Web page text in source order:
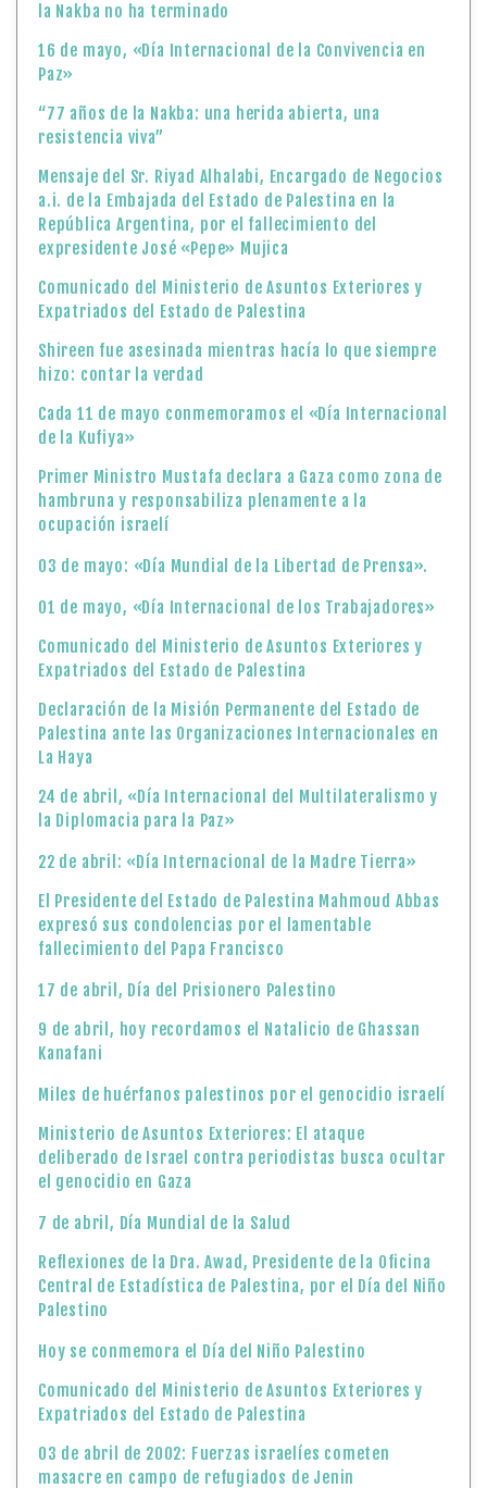
la Nakba no ha terminado
16 de mayo, «Día Internacional de la Convivencia en
Paz»
“77 años de la Nakba: una herida abierta, una
resistencia viva”
Mensaje del Sr. Riyad Alhalabi, Encargado de Negocios
a.i. de la Embajada del Estado de Palestina en la
República Argentina, por el fallecimiento del
expresidente José «Pepe» Mujica
Comunicado del Ministerio de Asuntos Exteriores y
Expatriados del Estado de Palestina
Shireen fue asesinada mientras hacía lo que siempre
hizo: contar la verdad
Cada 11 de mayo conmemoramos el «Día Internacional
de la Kufiya»
Primer Ministro Mustafa declara a Gaza como zona de
hambruna y responsabiliza plenamente a la
ocupación israelí
03 de mayo: «Día Mundial de la Libertad de Prensa».
01 de mayo, «Día Internacional de los Trabajadores»
Comunicado del Ministerio de Asuntos Exteriores y
Expatriados del Estado de Palestina
Declaración de la Misión Permanente del Estado de
Palestina ante las Organizaciones Internacionales en
La Haya
24 de abril, «Día Internacional del Multilateralismo y
la Diplomacia para la Paz»
22 de abril: «Día Internacional de la Madre Tierra»
El Presidente del Estado de Palestina Mahmoud Abbas
expresó sus condolencias por el lamentable
fallecimiento del Papa Francisco
17 de abril, Día del Prisionero Palestino
9 de abril, hoy recordamos el Natalicio de Ghassan
Kanafani
Miles de huérfanos palestinos por el genocidio israelí
Ministerio de Asuntos Exteriores: El ataque
deliberado de Israel contra periodistas busca ocultar
el genocidio en Gaza
7 de abril, Día Mundial de la Salud
Reflexiones de la Dra. Awad, Presidente de la Oficina
Central de Estadística de Palestina, por el Día del Niño
Palestino
Hoy se conmemora el Día del Niño Palestino
Comunicado del Ministerio de Asuntos Exteriores y
Expatriados del Estado de Palestina
03 de abril de 2002: Fuerzas israelíes cometen
masacre en campo de refugiados de Jenin